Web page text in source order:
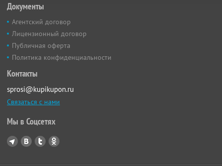
Документы
Агентский договор
Лицензионный договор
Публичная оферта
Политика конфиденциальности
Контакты
sprosi@kupikupon.ru
Связаться с нами
Мы в Соцсетях